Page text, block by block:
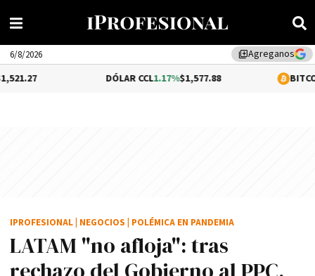
library_addAgreganos
6/8/2026
1.17%$1,577.88 0.05%
LATAM "no afloja": tras
IPROFESIONAL NEGOCIOS POLÉMICA EN PANDEMIA